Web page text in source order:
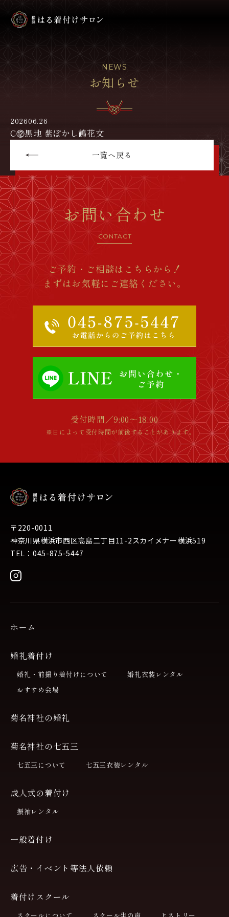
NEWS
お知らせ
202606.26
C⑫黒地 紫ぼかし鶴花文
一覧へ戻る
お問い合わせ
CONTACT
ご予約・ご相談はこちらから！
まずはお気軽にご連絡ください。
受付時間／9:00～18:00
※日によって受付時間が前後することがあります。
〒220-0011
神奈川県横浜市西区高島二丁目11-2スカイメナー横浜519
TEL：045-875-5447
ホーム
婚礼着付け
婚礼・前撮り着付けについて
婚礼衣装レンタル
おすすめ会場
菊名神社の婚礼
菊名神社の七五三
七五三について 七五三衣装レンタル
成人式の着付け
振袖レンタル
一般着付け
広告・イベント等法人依頼
着付けスクール